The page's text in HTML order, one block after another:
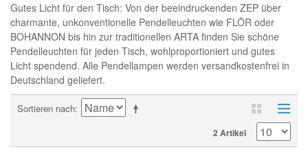
Gutes Licht für den Tisch: Von der beeindruckenden ZEP über
charmante, unkonventionelle Pendelleuchten wie FLÖR oder
BOHANNON bis hin zur traditionellen ARTA finden Sie schöne
Pendelleuchten für jeden Tisch, wohlproportioniert und gutes
Licht spendend. Alle Pendellampen werden versandkostenfrei in
Deutschland geliefert.
Sortieren nach
2 Artikel